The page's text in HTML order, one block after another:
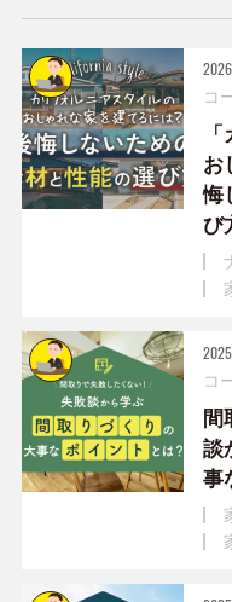
コ
お
悔
び
コ
間
談
事